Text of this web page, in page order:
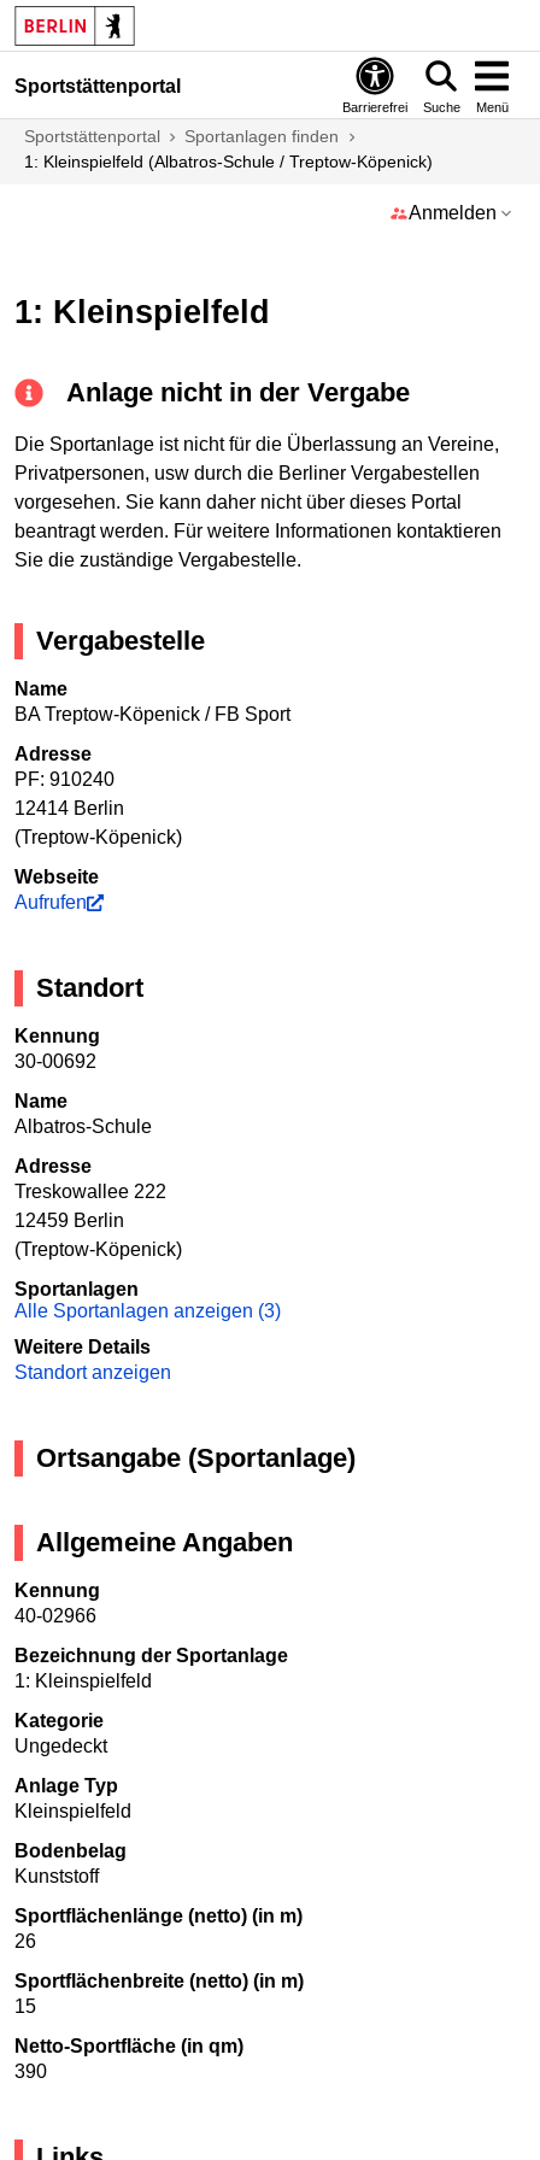
Sportstättenportal
Barrierefrei Suche Menü
Sportstättenportal
Sportanlagen finden
1: Kleinspielfeld (Albatros-Schule / Treptow-Köpenick)
Anmelden
1: Kleinspielfeld
Anlage nicht in der Vergabe
Die Sportanlage ist nicht für die Überlassung an Vereine,
Privatpersonen, usw durch die Berliner Vergabestellen
vorgesehen. Sie kann daher nicht über dieses Portal
beantragt werden. Für weitere Informationen kontaktieren
Sie die zuständige Vergabestelle.
Vergabestelle
Name
BA Treptow-Köpenick / FB Sport
Adresse
PF: 910240
12414 Berlin
(Treptow-Köpenick)
Webseite
Aufrufen
Standort
Kennung
30-00692
Name
Albatros-Schule
Adresse
Treskowallee 222
12459 Berlin
(Treptow-Köpenick)
Sportanlagen
Alle Sportanlagen anzeigen (3)
Weitere Details
Standort anzeigen
Ortsangabe (Sportanlage)
Allgemeine Angaben
Kennung
40-02966
Bezeichnung der Sportanlage
1: Kleinspielfeld
Kategorie
Ungedeckt
Anlage Typ
Kleinspielfeld
Bodenbelag
Kunststoff
Sportflächenlänge (netto) (in m)
26
Sportflächenbreite (netto) (in m)
15
Netto-Sportfläche (in qm)
390